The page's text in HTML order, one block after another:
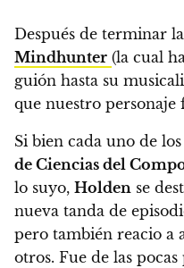
Después de terminar
Mindhunter (la cual
guión hasta su
que nuestro personaje
Si bien cada uno de
de Ciencias del
lo suyo, Holden se
nueva tanda de
pero también reacio a
otros. Fue de las